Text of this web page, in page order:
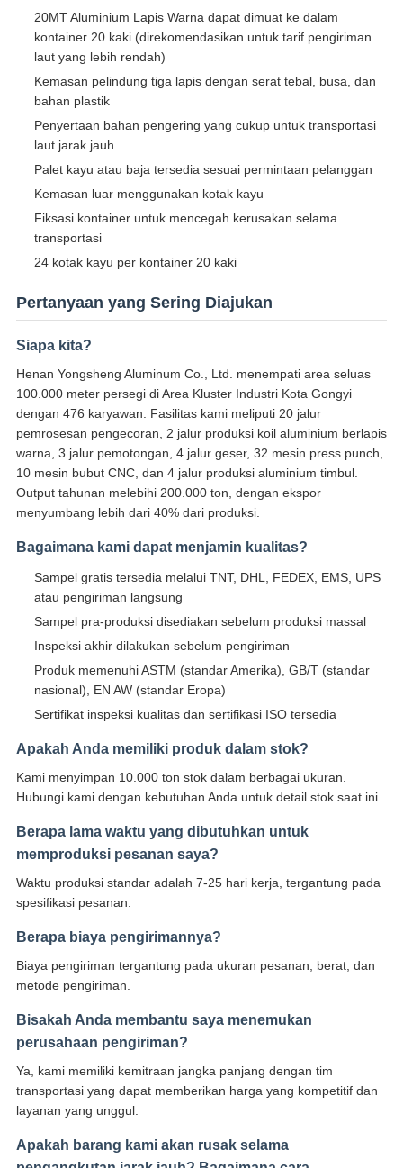
20MT Aluminium Lapis Warna dapat dimuat ke dalam
kontainer 20 kaki (direkomendasikan untuk tarif pengiriman
laut yang lebih rendah)
Kemasan pelindung tiga lapis dengan serat tebal, busa, dan
bahan plastik
Penyertaan bahan pengering yang cukup untuk transportasi
laut jarak jauh
Palet kayu atau baja tersedia sesuai permintaan pelanggan
Kemasan luar menggunakan kotak kayu
Fiksasi kontainer untuk mencegah kerusakan selama
transportasi
24 kotak kayu per kontainer 20 kaki
Pertanyaan yang Sering Diajukan
Siapa kita?
Henan Yongsheng Aluminum Co., Ltd. menempati area seluas
100.000 meter persegi di Area Kluster Industri Kota Gongyi
dengan 476 karyawan. Fasilitas kami meliputi 20 jalur
pemrosesan pengecoran, 2 jalur produksi koil aluminium berlapis
warna, 3 jalur pemotongan, 4 jalur geser, 32 mesin press punch,
10 mesin bubut CNC, dan 4 jalur produksi aluminium timbul.
Output tahunan melebihi 200.000 ton, dengan ekspor
menyumbang lebih dari 40% dari produksi.
Bagaimana kami dapat menjamin kualitas?
Sampel gratis tersedia melalui TNT, DHL, FEDEX, EMS, UPS
atau pengiriman langsung
Sampel pra-produksi disediakan sebelum produksi massal
Inspeksi akhir dilakukan sebelum pengiriman
Produk memenuhi ASTM (standar Amerika), GB/T (standar
nasional), EN AW (standar Eropa)
Sertifikat inspeksi kualitas dan sertifikasi ISO tersedia
Apakah Anda memiliki produk dalam stok?
Kami menyimpan 10.000 ton stok dalam berbagai ukuran.
Hubungi kami dengan kebutuhan Anda untuk detail stok saat ini.
Berapa lama waktu yang dibutuhkan untuk
memproduksi pesanan saya?
Waktu produksi standar adalah 7-25 hari kerja, tergantung pada
spesifikasi pesanan.
Berapa biaya pengirimannya?
Biaya pengiriman tergantung pada ukuran pesanan, berat, dan
metode pengiriman.
Bisakah Anda membantu saya menemukan
perusahaan pengiriman?
Ya, kami memiliki kemitraan jangka panjang dengan tim
transportasi yang dapat memberikan harga yang kompetitif dan
layanan yang unggul.
Apakah barang kami akan rusak selama